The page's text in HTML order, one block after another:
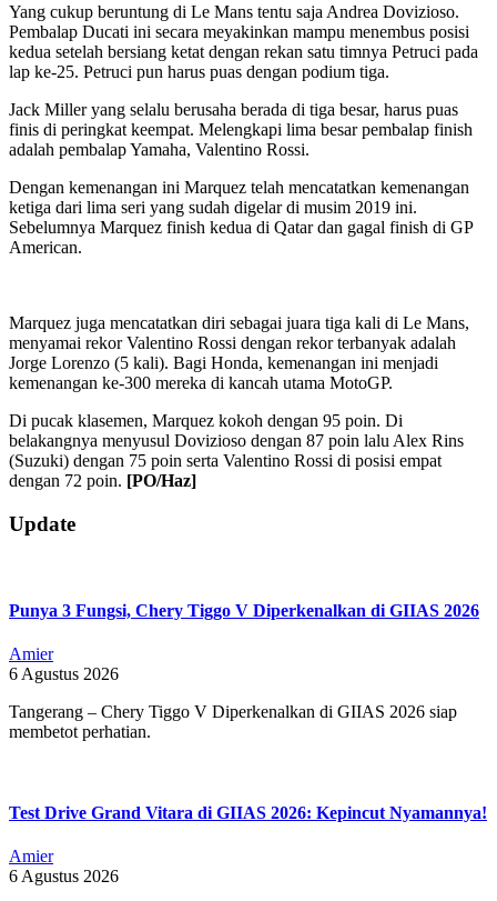
Yang cukup beruntung di Le Mans tentu saja Andrea Dovizioso.
Pembalap Ducati ini secara meyakinkan mampu menembus posisi
kedua setelah bersiang ketat dengan rekan satu timnya Petruci pada
lap ke-25. Petruci pun harus puas dengan podium tiga.
Jack Miller yang selalu berusaha berada di tiga besar, harus puas
finis di peringkat keempat. Melengkapi lima besar pembalap finish
adalah pembalap Yamaha, Valentino Rossi.
Dengan kemenangan ini Marquez telah mencatatkan kemenangan
ketiga dari lima seri yang sudah digelar di musim 2019 ini.
Sebelumnya Marquez finish kedua di Qatar dan gagal finish di GP
American.
Marquez juga mencatatkan diri sebagai juara tiga kali di Le Mans,
menyamai rekor Valentino Rossi dengan rekor terbanyak adalah
Jorge Lorenzo (5 kali). Bagi Honda, kemenangan ini menjadi
kemenangan ke-300 mereka di kancah utama MotoGP.
Di pucak klasemen, Marquez kokoh dengan 95 poin. Di
belakangnya menyusul Dovizioso dengan 87 poin lalu Alex Rins
(Suzuki) dengan 75 poin serta Valentino Rossi di posisi empat
dengan 72 poin. [PO/Haz]
2019-
05-
Update
Punya 3 Fungsi, Chery Tiggo V Diperkenalkan di GIIAS 2026
Amier
6 Agustus 2026
Tangerang – Chery Tiggo V Diperkenalkan di GIIAS 2026 siap
membetot perhatian.
Test Drive Grand Vitara di GIIAS 2026: Kepincut Nyamannya!
Amier
6 Agustus 2026